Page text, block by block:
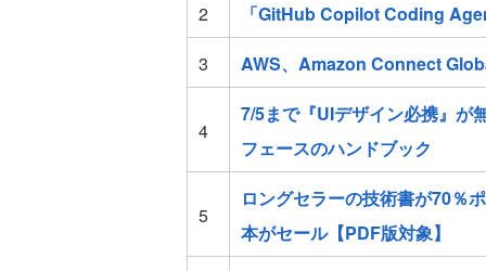
2
「GitHub Copilot Coding
3
AWS、Amazon Connect
4
7/5まで『UIデザイン必携』が
フェースのハンドブック
5
ロングセラーの技術書が70％
本がセール【PDF版対象】